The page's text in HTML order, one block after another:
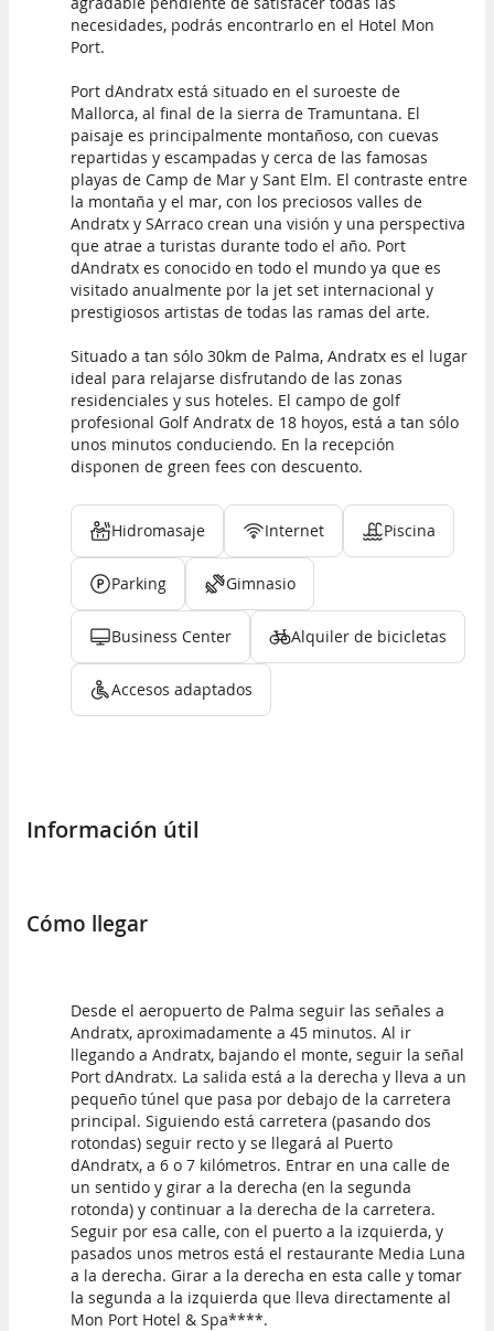
necesidades, podrás encontrarlo en el Hotel Mon
Port.
Port dAndratx está situado en el suroeste de
Mallorca, al final de la sierra de Tramuntana. El
paisaje es principalmente montañoso, con cuevas
repartidas y escampadas y cerca de las famosas
playas de Camp de Mar y Sant Elm. El contraste entre
la montaña y el mar, con los preciosos valles de
Andratx y SArraco crean una visión y una perspectiva
que atrae a turistas durante todo el año. Port
dAndratx es conocido en todo el mundo ya que es
visitado anualmente por la jet set internacional y
prestigiosos artistas de todas las ramas del arte.
Situado a tan sólo 30km de Palma, Andratx es el lugar
ideal para relajarse disfrutando de las zonas
residenciales y sus hoteles. El campo de golf
profesional Golf Andratx de 18 hoyos, está a tan sólo
unos minutos conduciendo. En la recepción
disponen de green fees con descuento.
Hidromasaje Internet Piscina
Parking Gimnasio
Business Center Alquiler de bicicletas
Accesos adaptados
Información útil
Cómo llegar
Desde el aeropuerto de Palma seguir las señales a
Andratx, aproximadamente a 45 minutos. Al ir
llegando a Andratx, bajando el monte, seguir la señal
Port dAndratx. La salida está a la derecha y lleva a un
pequeño túnel que pasa por debajo de la carretera
principal. Siguiendo está carretera (pasando dos
rotondas) seguir recto y se llegará al Puerto
dAndratx, a 6 o 7 kilómetros. Entrar en una calle de
un sentido y girar a la derecha (en la segunda
rotonda) y continuar a la derecha de la carretera.
Seguir por esa calle, con el puerto a la izquierda, y
pasados unos metros está el restaurante Media Luna
a la derecha. Girar a la derecha en esta calle y tomar
la segunda a la izquierda que lleva directamente al
Mon Port Hotel & Spa****.